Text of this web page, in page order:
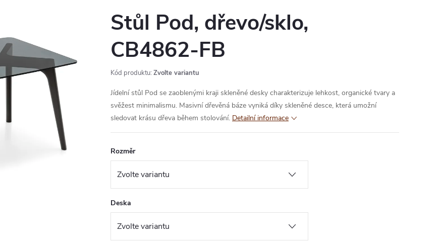
Stůl Pod, dřevo/sklo,
CB4862-FB
Kód produktu: Zvolte variantu
Jídelní stůl Pod se zaoblenými kraji skleněné desky charakterizuje lehkost, organické tvary a
svěžest minimalismu. Masivní dřevěná báze vyniká díky skleněné desce, která umožní
sledovat krásu dřeva během stolování. Detailní informace
Rozměr
Deska